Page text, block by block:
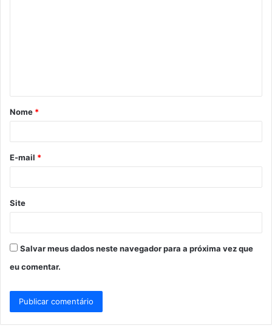
á
r
*
Nome *
E-mail *
Site
Salvar meus dados neste navegador para a próxima vez que
eu comentar.